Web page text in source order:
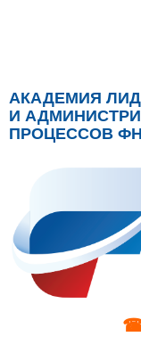
АКАДЕМИЯ
И
ПРОЦЕССОВ